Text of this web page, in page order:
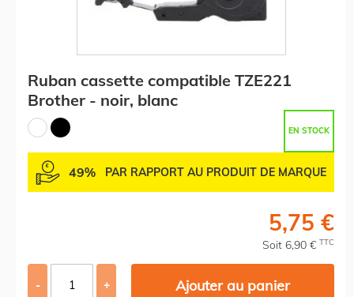
Ruban cassette compatible TZE221
Brother - noir, blanc
EN STOCK
49% PAR RAPPORT AU PRODUIT DE MARQUE
5,75 €
Soit 6,90 € TTC
- + Ajouter au panier